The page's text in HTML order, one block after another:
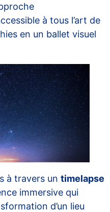
à tous l’art de
en un ballet visuel
à travers un timelapse
immersive qui
d’un lieu